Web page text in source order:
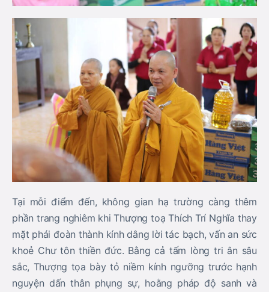
Tại mỗi điểm đến, không gian hạ trường càng thêm
phần trang nghiêm khi Thượng toạ Thích Trí Nghĩa thay
mặt phái đoàn thành kính dâng lời tác bạch, vấn an sức
khoẻ Chư tôn thiền đức. Bằng cả tấm lòng tri ân sâu
sắc, Thượng tọa bày tỏ niềm kính ngưỡng trước hạnh
nguyện dấn thân phụng sự, hoằng pháp độ sanh và